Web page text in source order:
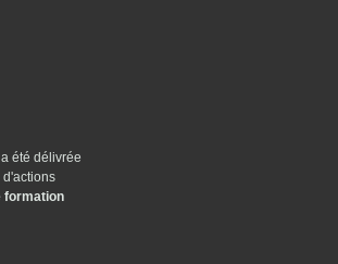
été délivrée
d'actions
formation